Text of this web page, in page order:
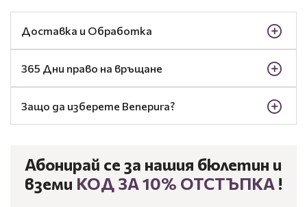
Доставка и Обработка
365 Дни право на връщане
Защо да изберете Benepura?
Абонирай се за нашия бюлетин и
вземи КОД ЗА 10% ОТСТЪПКА !